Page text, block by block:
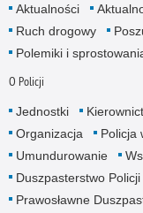
Aktualności
Ruch drogowy
Polemiki i
O Policji
Jednostki
Organizacja
Policja
Umundurowanie
Duszpasterstwo
Prawosławne